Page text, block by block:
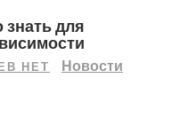
для
НЕТ Новости